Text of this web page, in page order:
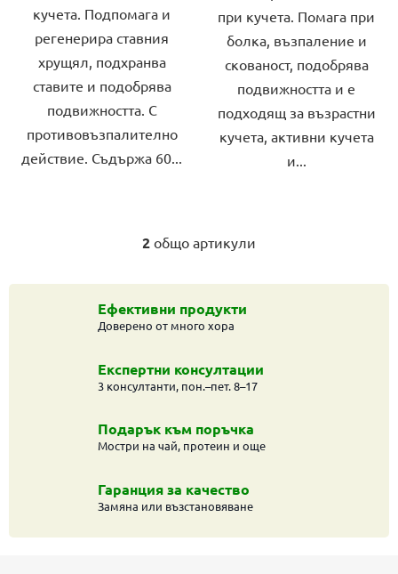
кучета. Подпомага и
регенерира ставния
хрущял, подхранва
ставите и подобрява
подвижността. С
противовъзпалително
действие. Съдържа 60...
при кучета. Помага при
болка, възпаление и
скованост, подобрява
подвижността и е
подходящ за възрастни
кучета, активни кучета
и...
К
н
т
р
л
н
е
л
м
е
т
2 общо артикули
Ефективни продукти
Доверено от много хора
Експертни консултации
3 консултанти, пон.–пет. 8–17
Подарък към поръчка
Мостри на чай, протеин и още
Гаранция за качество
Замяна или възстановяване